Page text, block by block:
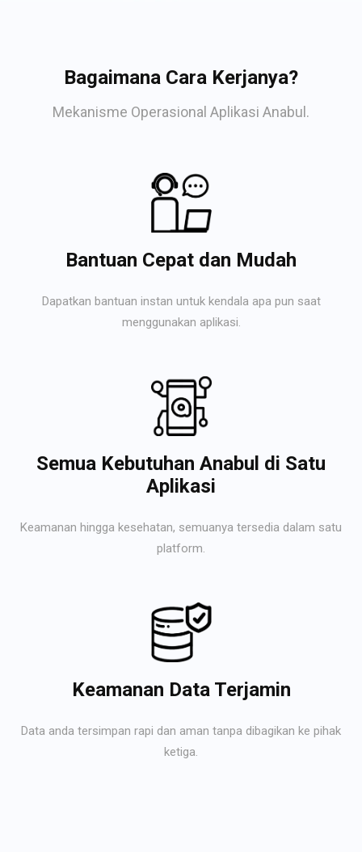
Bagaimana Cara Kerjanya?
Mekanisme Operasional Aplikasi Anabul.
Bantuan Cepat dan Mudah
Dapatkan bantuan instan untuk kendala apa pun saat
menggunakan aplikasi.
Semua Kebutuhan Anabul di Satu
Aplikasi
Keamanan hingga kesehatan, semuanya tersedia dalam satu
platform.
Keamanan Data Terjamin
Data anda tersimpan rapi dan aman tanpa dibagikan ke pihak
ketiga.